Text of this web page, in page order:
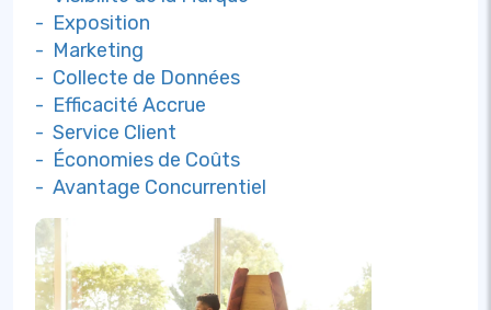
- Exposition
- Marketing
- Collecte de Données
- Efficacité Accrue
- Service Client
- Économies de Coûts
- Avantage Concurrentiel